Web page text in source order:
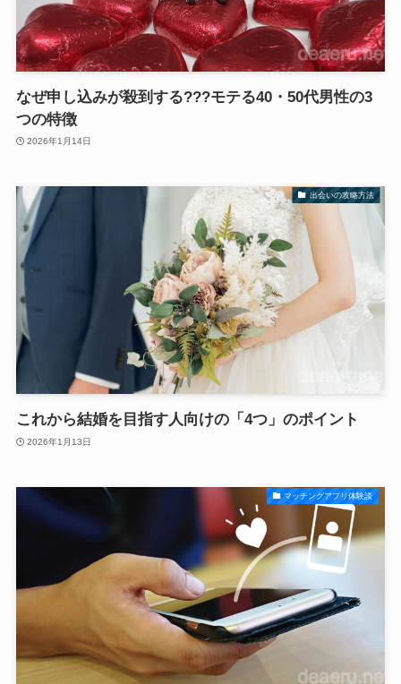
なぜ申し込みが殺到する???モテる40・50代男性の3
つの特徴
2026年1月14日
出会いの攻略方法
これから結婚を目指す人向けの「4つ」のポイント
2026年1月13日
マッチングアプリ体験談